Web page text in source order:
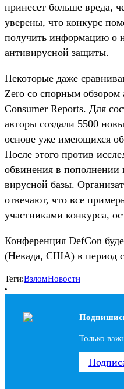
принесет больше вреда,
уверены, что конкурс
получить информацию о
антивирусной защиты.
Некоторые даже
Zero со спорным
Consumer Reports. Для
авторы создали 5500
основе уже имеющихся
После этого против
обвинения в пополнении
вирусной базы.
отвечают, что все
участниками конкурса,
Конференция DefCon
(Невада, США) в период с
Теги:ВзломНовости
Только